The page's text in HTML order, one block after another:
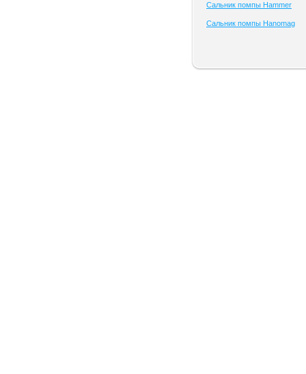
Сальник помпы Hammer
Сальник помпы Hanomag